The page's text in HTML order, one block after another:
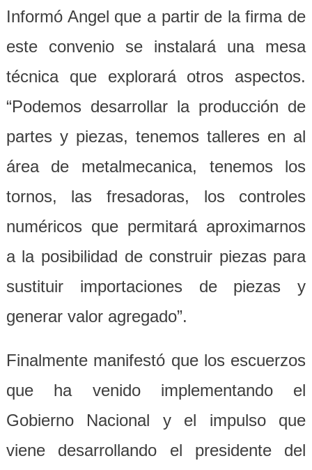
Informó Angel que a partir de la firma de
este convenio se instalará una mesa
técnica que explorará otros aspectos.
“Podemos desarrollar la producción de
partes y piezas, tenemos talleres en al
área de metalmecanica, tenemos los
tornos, las fresadoras, los controles
numéricos que permitará aproximarnos
a la posibilidad de construir piezas para
sustituir importaciones de piezas y
generar valor agregado”.
Finalmente manifestó que los escuerzos
que ha venido implementando el
Gobierno Nacional y el impulso que
viene desarrollando el presidente del